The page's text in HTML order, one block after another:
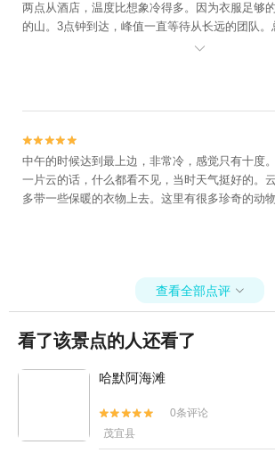
两点从酒店，温度比想象冷得多。因为衣服足够
的山。3点钟到达，峰值一直等待从长远的团队
心和依此类推。5点一半左右，太阳慢慢地揭示头



中午的时候达到最上边，非常冷，感觉只有十度
一片云的话，什么都看不见，当时天气挺好的。
多带一些保暖的衣物上去。这里有很多珍奇的动物
查看全部点评 
看了该景点的人还看了
哈默阿海滩


0条评论
茂宜县